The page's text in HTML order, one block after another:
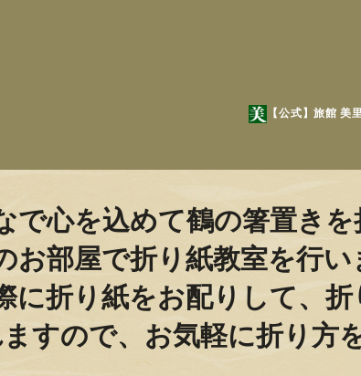
【公式】旅館 美里
で心を込めて鶴の箸置き
お部屋で折り紙教室を行
に折り紙をお配りして、
すので、お気軽に折り方